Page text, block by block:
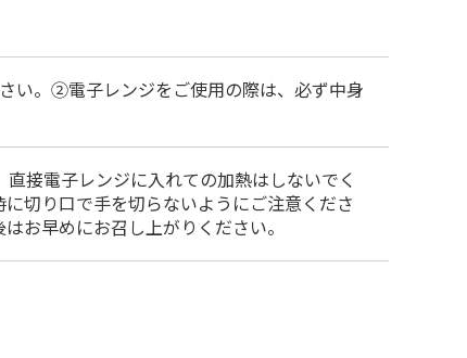
い。②電子レンジをご使用の際は、必ず中身
接電子レンジに入れての加熱はしないでく
切り口で手を切らないようにご注意くださ
お早めにお召し上がりください。